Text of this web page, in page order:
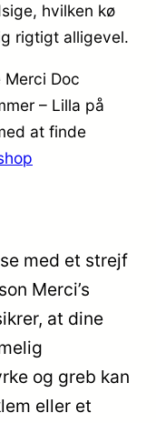
hvilken kø
rigtigt alligevel.
Doc
– Lilla på
at finde
med et strejf
Merci’s
at dine
og greb kan
eller et